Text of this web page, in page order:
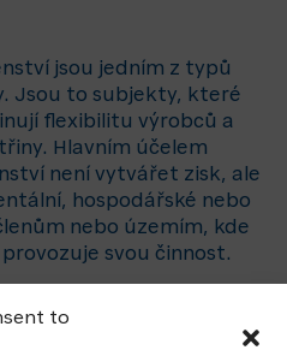
to
jsou jedním z typů
Jsou to subjekty, které
flexibilitu výrobců a
Hlavním účelem
není vytvářet zisk, ale
hospodářské nebo
nebo územím, kde
svou činnost.